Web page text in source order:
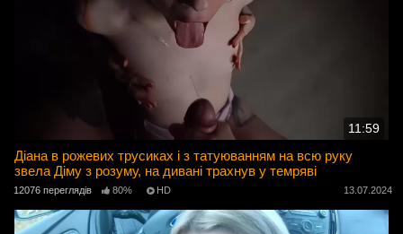
11:59
Діана в рожевих трусиках і з татуюванням на всю руку
звела Діму з розуму, на дивані трахнув у темряві
12076 переглядів 80% HD 13.07.2024